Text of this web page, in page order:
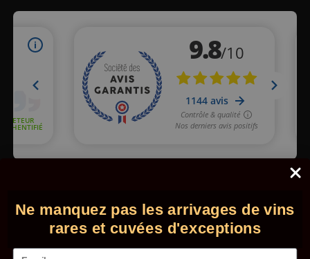
© 2026 - Comptoir des Millésimes. Tous droits réservés.•
Mentions légales
CGV
Ne manquez pas les arrivages de vins
rares et cuvées d'exceptions
Email